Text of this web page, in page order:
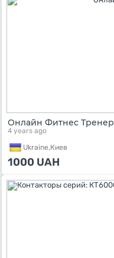
Онлайн Фитнес Тренер
4 years ago
Ukraine,Киев
1000 UAH